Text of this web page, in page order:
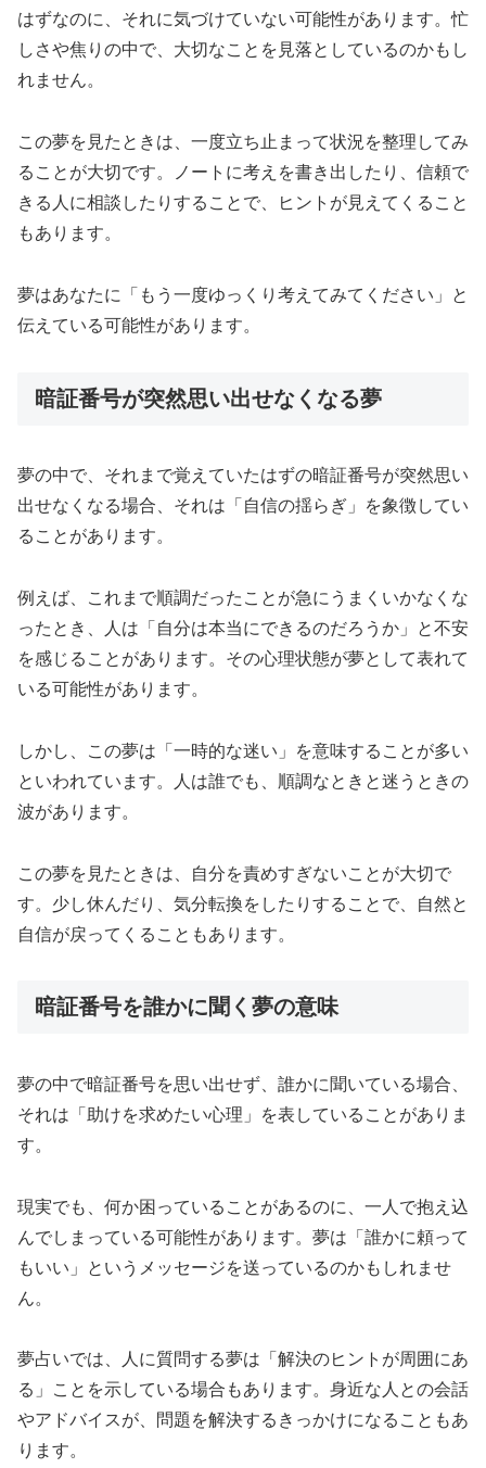
はずなのに、それに気づけていない可能性があります。忙
しさや焦りの中で、大切なことを見落としているのかもし
れません。
この夢を見たときは、一度立ち止まって状況を整理してみ
ることが大切です。ノートに考えを書き出したり、信頼で
きる人に相談したりすることで、ヒントが見えてくること
もあります。
夢はあなたに「もう一度ゆっくり考えてみてください」と
伝えている可能性があります。
暗証番号が突然思い出せなくなる夢
夢の中で、それまで覚えていたはずの暗証番号が突然思い
出せなくなる場合、それは「自信の揺らぎ」を象徴してい
ることがあります。
例えば、これまで順調だったことが急にうまくいかなくな
ったとき、人は「自分は本当にできるのだろうか」と不安
を感じることがあります。その心理状態が夢として表れて
いる可能性があります。
しかし、この夢は「一時的な迷い」を意味することが多い
といわれています。人は誰でも、順調なときと迷うときの
波があります。
この夢を見たときは、自分を責めすぎないことが大切で
す。少し休んだり、気分転換をしたりすることで、自然と
自信が戻ってくることもあります。
暗証番号を誰かに聞く夢の意味
夢の中で暗証番号を思い出せず、誰かに聞いている場合、
それは「助けを求めたい心理」を表していることがありま
す。
現実でも、何か困っていることがあるのに、一人で抱え込
んでしまっている可能性があります。夢は「誰かに頼って
もいい」というメッセージを送っているのかもしれませ
ん。
夢占いでは、人に質問する夢は「解決のヒントが周囲にあ
る」ことを示している場合もあります。身近な人との会話
やアドバイスが、問題を解決するきっかけになることもあ
ります。